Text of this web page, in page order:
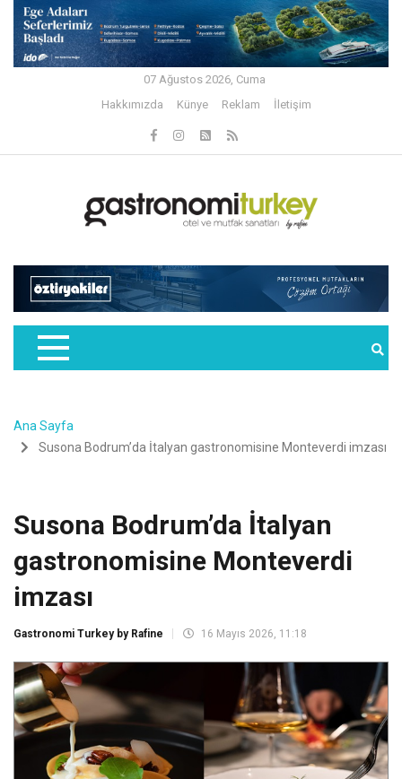
07 Ağustos 2026, Cuma
Hakkımızda
Künye Reklam İletişim
Ana Sayfa
Susona Bodrum’da İtalyan gastronomisine Monteverdi imzası
Susona Bodrum’da İtalyan
gastronomisine Monteverdi
imzası
Gastronomi Turkey by Rafine 16 Mayıs 2026, 11:18